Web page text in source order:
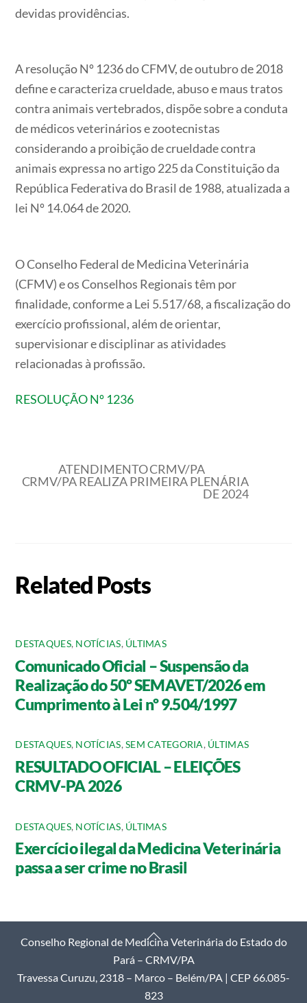
devidas providências.
A resolução Nº 1236 do CFMV, de outubro de 2018
define e caracteriza crueldade, abuso e maus tratos
contra animais vertebrados, dispõe sobre a conduta
de médicos veterinários e zootecnistas
considerando a proibição de crueldade contra
animais expressa no artigo 225 da Constituição da
República Federativa do Brasil de 1988, atualizada a
lei Nº 14.064 de 2020.
O Conselho Federal de Medicina Veterinária
(CFMV) e os Conselhos Regionais têm por
finalidade, conforme a Lei 5.517/68, a fiscalização do
exercício profissional, além de orientar,
supervisionar e disciplinar as atividades
relacionadas à profissão.
RESOLUÇÃO Nº 1236
ATENDIMENTO CRMV/PA
CRMV/PA REALIZA PRIMEIRA PLENÁRIA
DE 2024
Related Posts
DESTAQUES, NOTÍCIAS, ÚLTIMAS
Comunicado Oficial – Suspensão da
Realização do 50º SEMAVET/2026 em
Cumprimento à Lei nº 9.504/1997
DESTAQUES, NOTÍCIAS,SEM CATEGORIA, ÚLTIMAS
RESULTADO OFICIAL – ELEIÇÕES
CRMV-PA 2026
DESTAQUES, NOTÍCIAS, ÚLTIMAS
Exercício ilegal da Medicina Veterinária
passa a ser crime no Brasil
Back
To
Top
Conselho Regional de Medicina Veterinária do Estado do
Pará – CRMV/PA
Travessa Curuzu, 2318 – Marco – Belém/PA | CEP 66.085-
823